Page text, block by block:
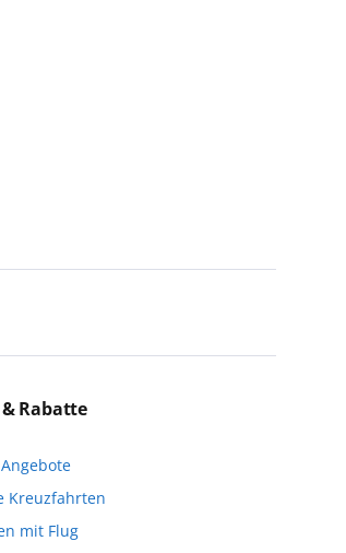
und bereichern
darauf hinweisen, dass
myAIDA
Rabatte
Kreuzfahrten
mit Flug